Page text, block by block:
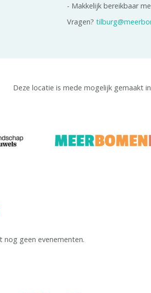
- Makkelijk bereikbaar
Vragen?
Deze locatie is mede mogelijk gemaakt
nog geen evenementen.